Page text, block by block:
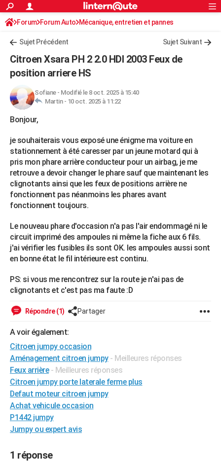
ACTUALITÉS
Politique
Société
Faits Divers
Education
Monde
Villes
+
Programme TV
Streaming
Sorties cinéma
Musique
FINANCE
Retraite
Impôts
Epargne
Immobilier
Risques naturels par ville
Banque
Assurance
Crédit
AUTO
Essais
Réserver un essai
Citadines
Berlines
SUV
Forum auto
HIGH-TECH
Forum
Aménagement intérieur
Extérieur
Cuisine
Salle de bains
Jardinage
Rangement
WEEK-END
Guides de France
Escapades
Patrimoine
Expositions
Musées
Week-end nature
+LIFESTYLE
Art de vivre
Bien-être
Loisirs
Mode
Modes de vie
SANTE
Alimentation
Guide de la santé
Maladies
Médicaments
Sommeil
Destinations
City break
Voyage nature
Voyage de noces
Forum
Climat
+PHOTO
GUIDES D'ACHAT
CARTE DE VOEUX
Carte de Noël
Carte Bonne année
Carte Saint-Valentin
Carte Pâques
Carte d'anniversaire
DICTIONNAIRE
Dictionnaire
Biographies
Citations
Expressions
Proverbes
PROGRAMME TV
COPAINS D'AVANT
S'inscrire
Se connecter
Lycées
Collèges
Primaires
Universités
Entreprises
Service militaire
Avis de recherche
AVIS DE DÉCÈS
FORUM
Bricolage
Lifestyle
Culture
Sport
Auto
Television
Voyage
Cinema
Rechercher
S'inscrire
Connexion
Forum Forum Auto Mécanique, entretien et pannes
Sujet Précédent Sujet Suivant
Citroen Xsara PH 2 2.0 HDI 2003 Feux de
position arriere HS
Sofiane- Modifié le 8 oct. 2025 à 15:40
Martin - 10 oct. 2025 à 11:22
Bonjour,
je souhaiterais vous exposé une énigme ma voiture en
stationnement à été caresser par un jeune motard qui à
pris mon phare arrière conducteur pour un airbag, je me
retrouve a devoir changer le phare sauf que maintenant les
clignotants ainsi que les feux de positions arrière ne
fonctionnent pas néanmoins les phares avant
fonctionnent toujours.
Le nouveau phare d'occasion n'a pas l'air endommagé ni le
circuit imprimé des ampoules ni même la fiche aux 6 fils.
j'ai vérifier les fusibles ils sont OK. les ampoules aussi sont
en bonne état le fil intérieure est continu.
PS: si vous me rencontrez sur la route je n'ai pas de
clignotants et c'est pas ma faute :D
Répondre (1) Partager
A voir également:
Citroen jumpy occasion
Aménagement citroen jumpy - Meilleures réponses
Feux arrière - Meilleures réponses
Citroen jumpy porte laterale ferme plus
Defaut moteur citroen jumpy
Achat vehicule occasion
P1442 jumpy
Jumpy ou expert avis
1 réponse